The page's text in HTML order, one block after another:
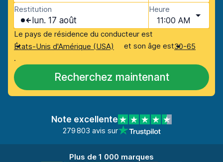
Restitution
lun. 17 août
Heure
11:00 AM
Le pays de résidence du conducteur est
États-Unis d'Amérique (USA)
et son âge est30-65
.
Recherchez maintenant
Note excellente
279 803 avis sur
Plus de 1 000 marques